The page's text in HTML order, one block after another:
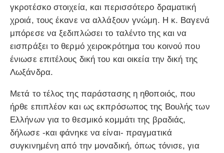
γκροτέσκο στοιχεία, και περισσότερο δραματική
χροιά, τους έκανε να αλλάξουν γνώμη. Η κ. Βαγενά
μπόρεσε να ξεδιπλώσει το ταλέντο της και να
εισπράξει το θερμό χειροκρότημα του κοινού που
ένιωσε επιτέλους δική του και οικεία την δική της
Λωξάνδρα.
Μετά το τέλος της παράστασης η ηθοποιός, που
ήρθε επιπλέον και ως εκπρόσωπος της Βουλής των
Ελλήνων για το θεσμικό κομμάτι της βραδιάς,
δήλωσε -και φάνηκε να είναι- πραγματικά
συγκινημένη από την μοναδική, όπως τόνισε, για